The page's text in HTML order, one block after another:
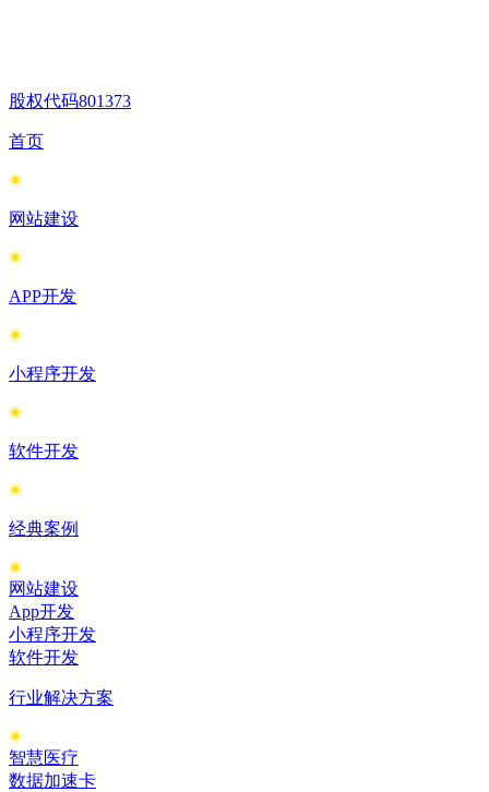
股权代码801373
首页
网站建设
APP开发
小程序开发
软件开发
经典案例
网站建设
App开发
小程序开发
软件开发
行业解决方案
智慧医疗
数据加速卡